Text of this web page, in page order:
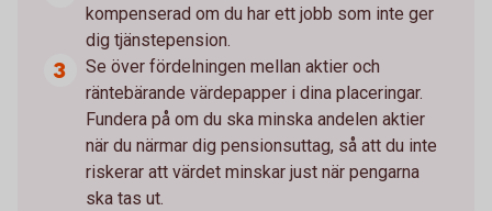
kompenserad om du har ett jobb som inte ger
dig tjänstepension.
Se över fördelningen mellan aktier och
räntebärande värdepapper i dina placeringar.
Fundera på om du ska minska andelen aktier
när du närmar dig pensionsuttag, så att du inte
riskerar att värdet minskar just när pengarna
ska tas ut.